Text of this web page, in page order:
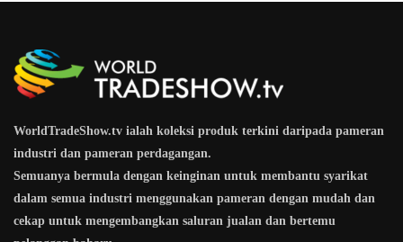
WorldTradeShow.tv ialah koleksi produk terkini daripada pameran
industri dan pameran perdagangan.
Semuanya bermula dengan keinginan untuk membantu syarikat
dalam semua industri menggunakan pameran dengan mudah dan
cekap untuk mengembangkan saluran jualan dan bertemu